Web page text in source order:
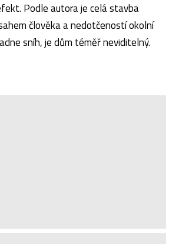
Podle autora je celá stavba
člověka a nedotčeností okolní
sníh, je dům téměř neviditelný.